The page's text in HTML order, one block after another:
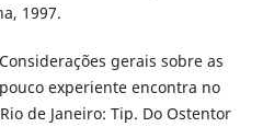
1997.
gerais sobre as
experiente encontra no
de Janeiro: Tip. Do Ostentor